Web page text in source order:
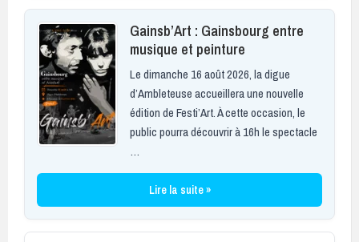
Gainsb’Art : Gainsbourg entre
musique et peinture
Le dimanche 16 août 2026, la digue
d’Ambleteuse accueillera une nouvelle
édition de Festi’Art. À cette occasion, le
public pourra découvrir à 16h le spectacle
…
Lire la suite »